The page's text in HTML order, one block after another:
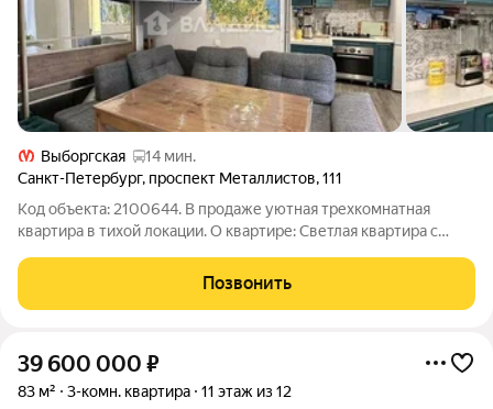
Выборгская
14 мин.
Санкт-Петербург, проспект Металлистов,111
Код объекта: 2100644. В продаже уютная трехкомнатная
квартира в тихой локации. О квартире: Светлая квартира с
остается новым владельца. Благодаря узаконенной
перепланировке пространство между
Позвонить
39 600 000 ₽
83 м² 3-комн. квартира 11 этаж из 12